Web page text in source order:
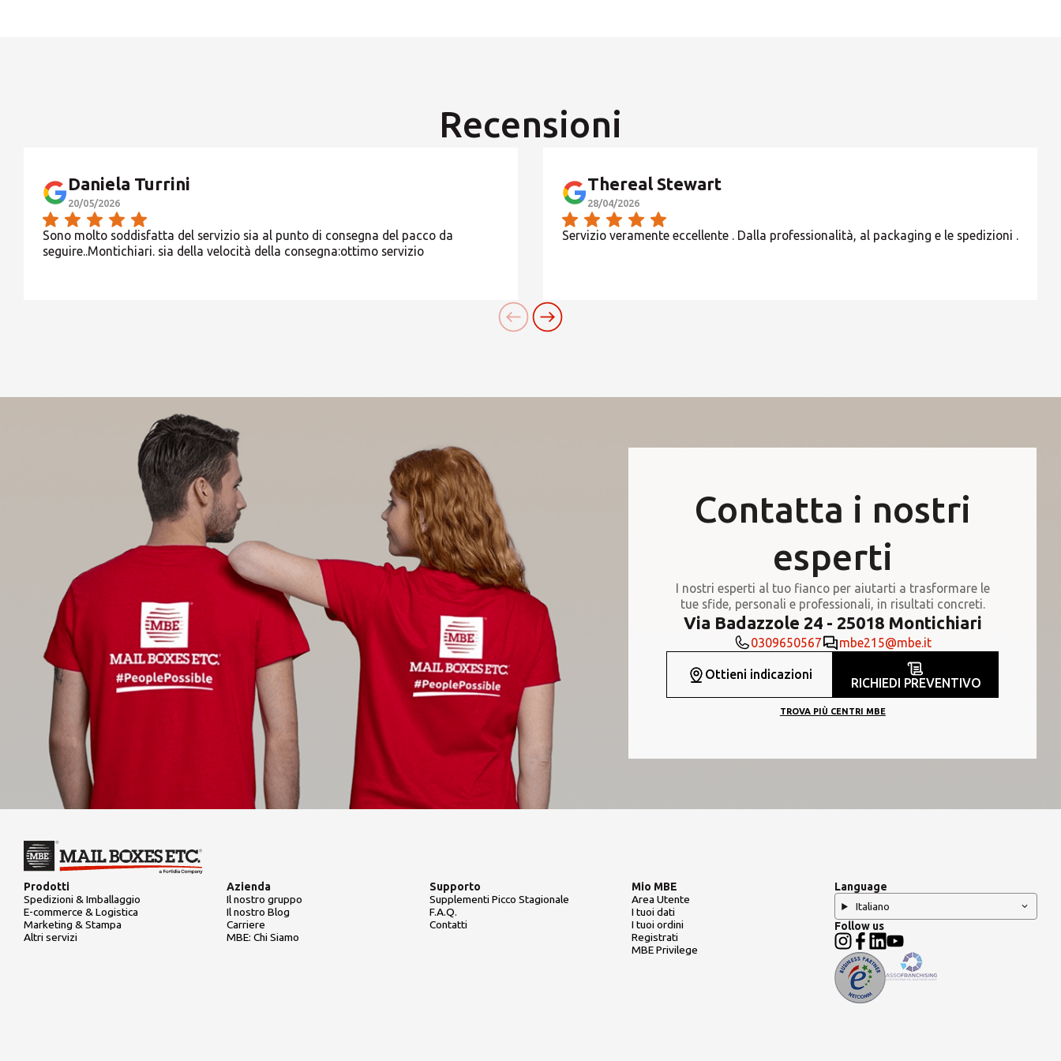
Recensioni
Daniela Turrini
20/05/2026
Sono molto soddisfatta del servizio sia al punto di consegna del pacco da
seguire..Montichiari. sia della velocità della consegna:ottimo servizio
Thereal Stewart
28/04/2026
Servizio veramente eccellente . Dalla professionalità, al packaging e le spedizioni .
Contatta i nostri
esperti
I nostri esperti al tuo fianco per aiutarti a trasformare le
tue sfide, personali e professionali, in risultati concreti.
Via Badazzole 24 - 25018 Montichiari
0309650567 mbe215@mbe.it
Ottieni indicazioni
RICHIEDI PREVENTIVO
TROVA PIÙ CENTRI MBE
Prodotti
Spedizioni & Imballaggio
E-commerce & Logistica
Marketing & Stampa
Altri servizi
Azienda
Il nostro gruppo
Il nostro Blog
Carriere
MBE: Chi Siamo
Supporto
Supplementi Picco Stagionale
F.A.Q.
Contatti
Mio MBE
Area Utente
I tuoi dati
I tuoi ordini
Registrati
MBE Privilege
Language
Italiano
Follow us